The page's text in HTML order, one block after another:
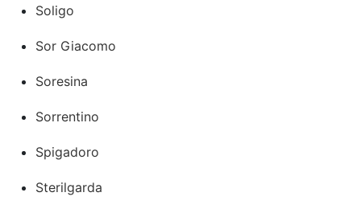
Soligo
Sor Giacomo
Soresina
Sorrentino
Spigadoro
Sterilgarda